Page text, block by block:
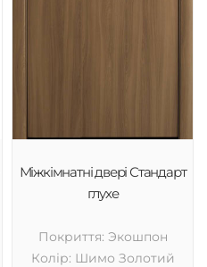
Міжкімнатні двері Стандарт
глухе
Покриття: Экошпон
Колір: Шимо Золотий